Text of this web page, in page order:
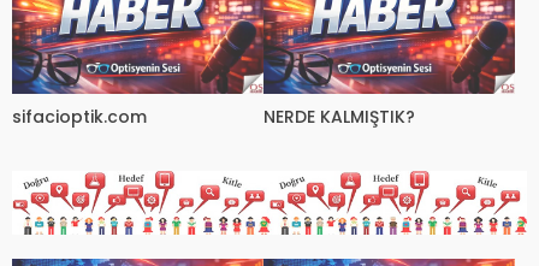
sifacioptik.com NERDE KALMIŞTIK?